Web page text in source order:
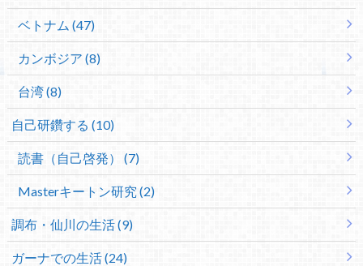
ベトナム (47)
カンボジア (8)
台湾 (8)
自己研鑽する (10)
読書（自己啓発） (7)
Masterキートン研究 (2)
調布・仙川の生活 (9)
ガーナでの生活 (24)